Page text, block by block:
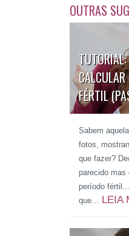
OUTRAS
FÉRTIL
Sabem
fotos,
que fazer?
parecido mas
período
que...
LEIA